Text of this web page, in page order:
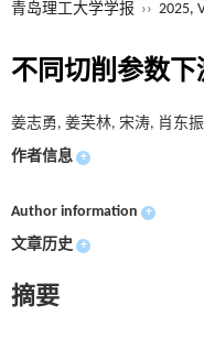
青岛理工大学学报 ›› 2025,
不同切削参数
姜志勇, 姜芙林, 宋涛, 肖东
作者信息 +
Author information +
文章历史 +
摘要